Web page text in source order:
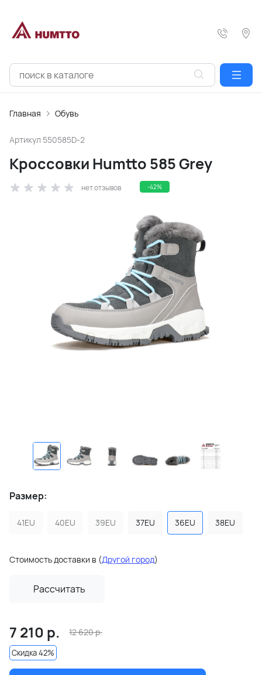
Главная Обувь
Артикул 550585D-2
Кроссовки Humtto 585 Grey
нет отзывов -42%
Размер:
41EU 40EU 39EU 37EU 36EU 38EU
Стоимость доставки в (Другой город)
Рассчитать
7 210 р. 12 620р.
Скидка 42%